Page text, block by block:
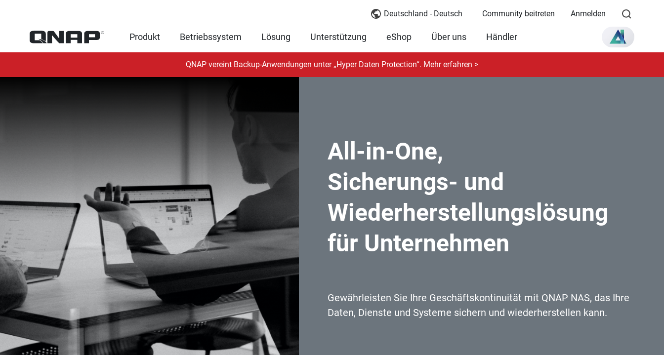
Deutschland - Deutsch Community beitreten Anmelden
Produkt Betriebssystem Lösung Unterstützung eShop Über uns Händler
QNAP vereint Backup-Anwendungen unter „Hyper Daten Protection“. Mehr erfahren >
All-in-One,
Sicherungs- und
Wiederherstellungslösung
für Unternehmen
Gewährleisten Sie Ihre Geschäftskontinuität mit QNAP NAS, das Ihre
Daten, Dienste und Systeme sichern und wiederherstellen kann.